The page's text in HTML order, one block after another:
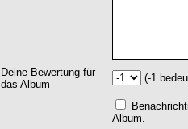
Deine Bewertung für
das Album
(-1
Album.